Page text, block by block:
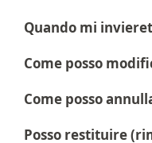
Quando mi
Come posso
Come posso
Posso restituire